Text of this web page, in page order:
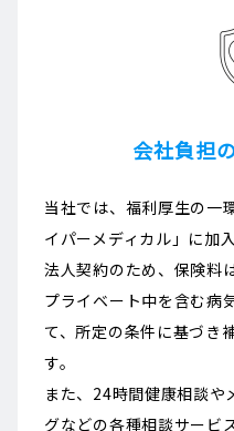
会社負担
当社では、福利厚生の一
イパーメディカル」に加
法人契約のため、保険料
プライベート中を含む病
て、所定の条件に基づき
す。
また、24時間健康相談や
グなどの各種相談サービ